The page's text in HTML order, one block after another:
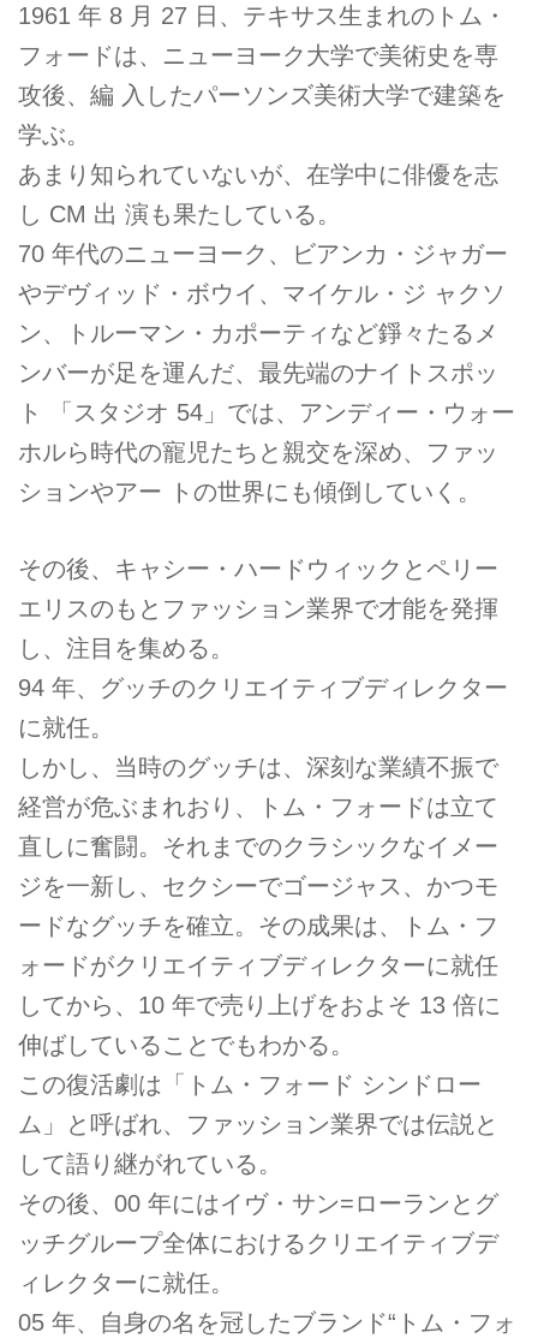
1961 年 8 月 27 日、テキサス生まれのトム・
フォードは、ニューヨーク大学で美術史を専
攻後、編 入したパーソンズ美術大学で建築を
学ぶ。
あまり知られていないが、在学中に俳優を志
し CM 出 演も果たしている。
70 年代のニューヨーク、ビアンカ・ジャガー
やデヴィッド・ボウイ、マイケル・ジ ャクソ
ン、トルーマン・カポーティなど錚々たるメ
ンバーが足を運んだ、最先端のナイトスポッ
ト 「スタジオ 54」では、アンディー・ウォー
ホルら時代の寵児たちと親交を深め、ファッ
ションやアー トの世界にも傾倒していく。
その後、キャシー・ハードウィックとペリー
エリスのもとファッション業界で才能を発揮
し、注目を集める。
94 年、グッチのクリエイティブディレクター
に就任。
しかし、当時のグッチは、深刻な業績不振で
経営が危ぶまれおり、トム・フォードは立て
直しに奮闘。それまでのクラシックなイメー
ジを一新し、セクシーでゴージャス、かつモ
ードなグッチを確立。その成果は、トム・フ
ォードがクリエイティブディレクターに就任
してから、10 年で売り上げをおよそ 13 倍に
伸ばしていることでもわかる。
この復活劇は「トム・フォード シンドロー
ム」と呼ばれ、ファッション業界では伝説と
して語り継がれている。
その後、00 年にはイヴ・サン=ローランとグ
ッチグループ全体におけるクリエイティブデ
ィレクターに就任。
05 年、自身の名を冠したブランド“トム・フォ